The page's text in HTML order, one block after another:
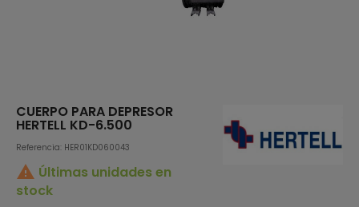
CUERPO PARA DEPRESOR
HERTELL KD-6.500
Referencia: HER01KD060043
 Últimas unidades en
stock